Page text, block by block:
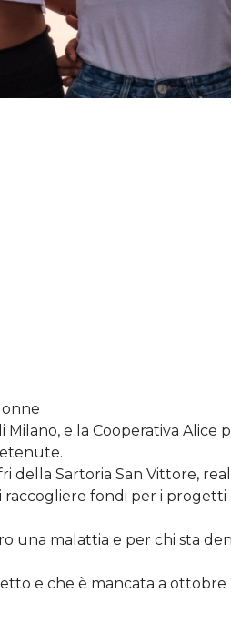
e la Cooperativa Alice
della Sartoria San Vittore,
fondi per i progetti
una malattia e per chi sta
e che è mancata a ottobre